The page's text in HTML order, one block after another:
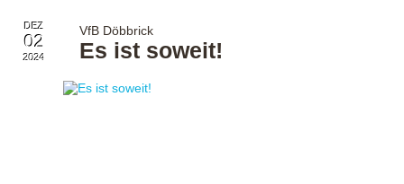
DEZ
02
2024
VfB Döbbrick
Es ist soweit!